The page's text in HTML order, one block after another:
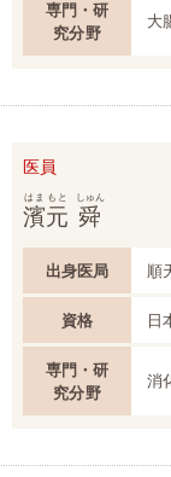
専門・研
究分野
大
医員
濱元
はまもと
舜
しゅん
出身医局 順
資格 日
専門・研
究分野
消